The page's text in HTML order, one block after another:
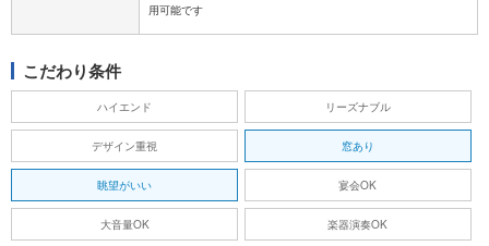
用可能です
こだわり条件
ハイエンド リーズナブル
デザイン重視 窓あり
眺望がいい 宴会OK
大音量OK 楽器演奏OK